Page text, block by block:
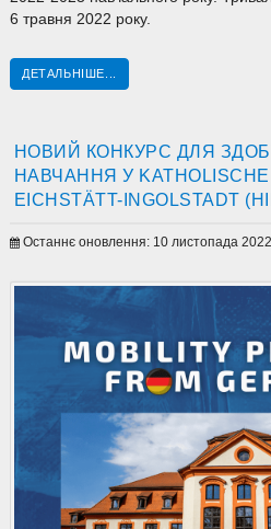
6 травня 2022 року.
ДЕТАЛЬНІШЕ...
НОВИЙ КОНКУРС ДЛЯ
НАВЧАННЯ У KATHOLISCHE
EICHSTÄTT-INGOLSTADT
Останнє оновлення: 10 листопада 2022